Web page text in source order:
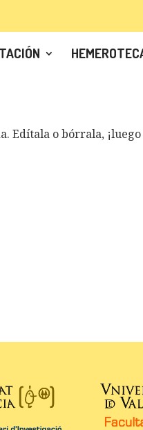
Edítala o bórrala,